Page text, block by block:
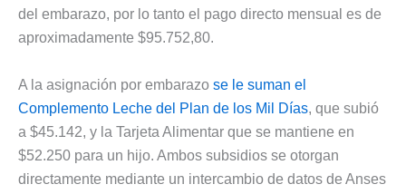
del embarazo, por lo tanto el pago directo mensual es de
aproximadamente $95.752,80.
A la asignación por embarazo se le suman el
Complemento Leche del Plan de los Mil Días, que subió
a $45.142, y la Tarjeta Alimentar que se mantiene en
$52.250 para un hijo. Ambos subsidios se otorgan
directamente mediante un intercambio de datos de Anses